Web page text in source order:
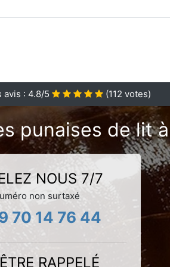
avis : 4.8/5 (112 votes)
punaises de lit
NOUS 7/7
non surtaxé
70 14 76 44
RAPPELÉ